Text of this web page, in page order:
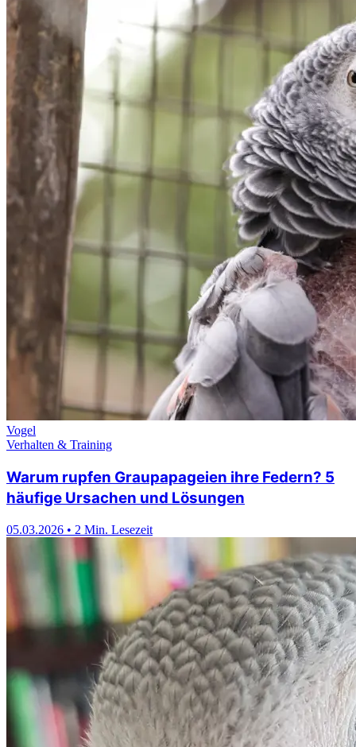
Vogel
Verhalten & Training
Warum rupfen Graupapageien ihre Federn? 5
häufige Ursachen und Lösungen
05.03.2026 • 2 Min. Lesezeit